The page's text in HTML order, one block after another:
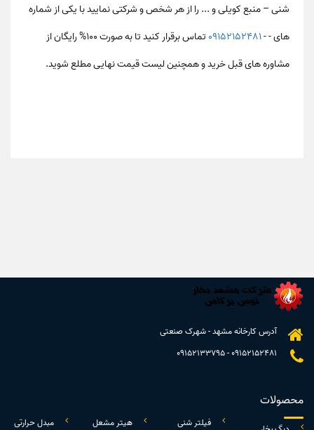
شنی – منبع کویلی و ... را از هر شخص و شرکتی نمایید با یکی از شماره
های - -09152152481
تماس برقرار کنید تا به صورت 100% رایگان از
مشاوره های قبل خرید و همچنین لیست قیمت نهایی مطلع شوید.
آدرس کارخانه مشهد - شهرک صنعتی
09152152481
-
09152133795
محصولات
فیلتر شنی
هیتر مشعل
مبدل حرارتی